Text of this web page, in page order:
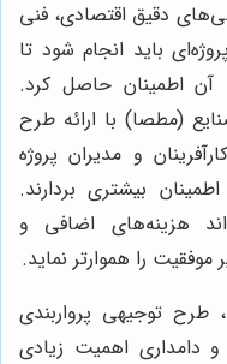
دقیق اقتصادی، فنی
باید انجام شود تا
آن اطمینان حاصل کرد.
(مطصا) با ارائه طرح
و مدیران پروژه
بیشتری بردارند.
هزینه‌های اضافی و
را هموارتر نماید.
طرح توجیهی پرواربندی
دامداری اهمیت زیادی